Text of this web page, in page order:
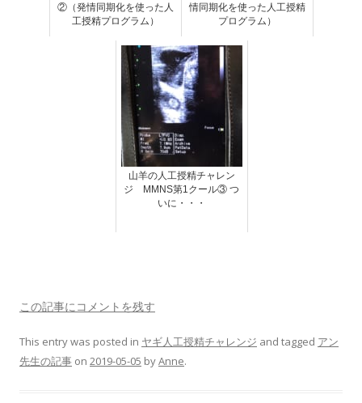
②（発情同期化を使った人
工授精プログラム）
情同期化を使った人工授精
プログラム）
山羊の人工授精チャレン
ジ MMNS第1クール③ つ
いに・・・
この記事にコメントを残す
This entry was posted in ヤギ人工授精チャレンジ and tagged アン
先生の記事 on 2019-05-05 byAnne.